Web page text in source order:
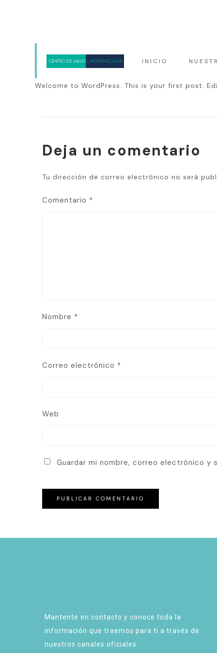
INICIO
Welcome to WordPress. This is your first post.
Deja un comentario
Tu dirección de correo electrónico no será
Comentario *
Nombre *
Correo electrónico *
Web
Guardar mi nombre, correo electrónico y
Mantente en contacto y conoce toda la
información que traemos para ti a través de
nuestros canales oficiales.